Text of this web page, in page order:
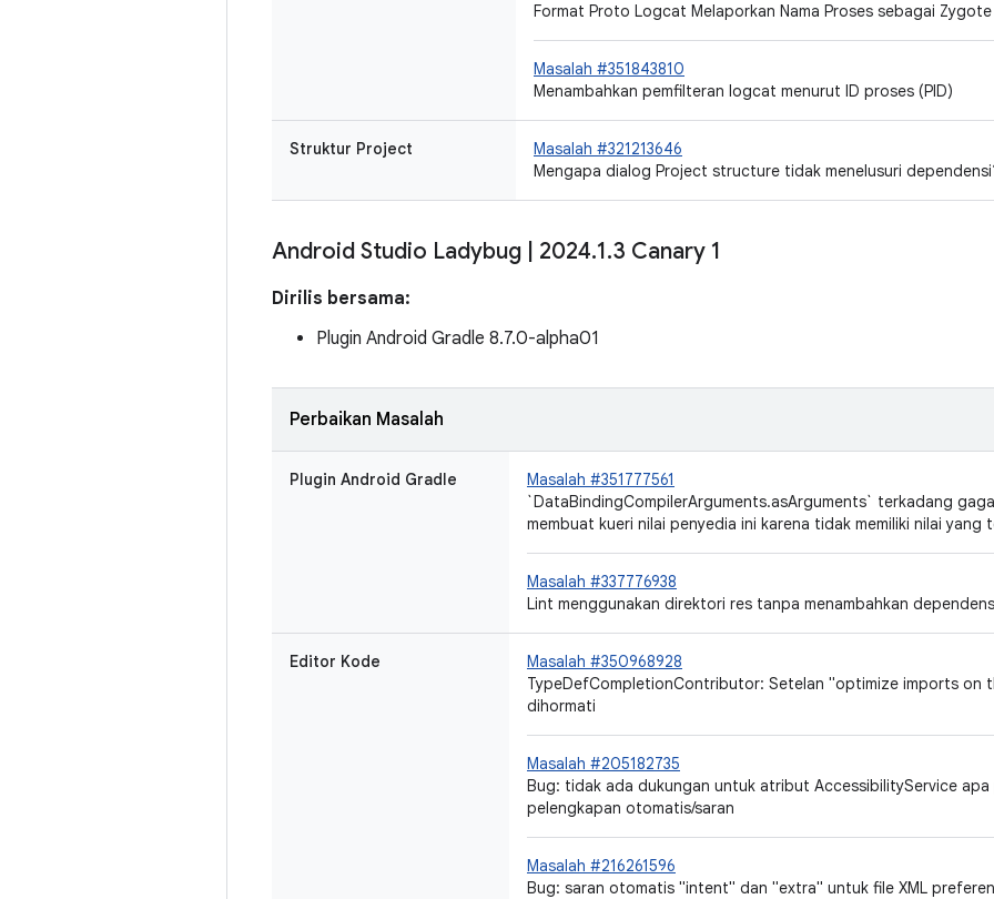
Format Proto Logcat Melaporkan Nama Proses sebagai
Masalah #351843810
Menambahkan pemfilteran logcat menurut ID proses (PID)
Struktur Project
Masalah #321213646
Mengapa dialog Project structure tidak menelusuri
Android Studio Ladybug 2024.1.3 Canary 1
Dirilis bersama:
Plugin Android Gradle 8.7.0-alpha01
Perbaikan Masalah
Plugin Android Gradle
Masalah #351777561
`DataBindingCompilerArguments.asArguments` terkadang
membuat kueri nilai penyedia ini karena tidak memiliki nilai yang
Masalah #337776938
Lint menggunakan direktori res tanpa menambahkan
Editor Kode
Masalah #350968928
TypeDefCompletionContributor: Setelan "optimize imports on
dihormati
Masalah #205182735
Bug: tidak ada dukungan untuk atribut AccessibilityService apa
pelengkapan otomatis/saran
Masalah #216261596
Bug: saran otomatis "intent" dan "extra" untuk file XML